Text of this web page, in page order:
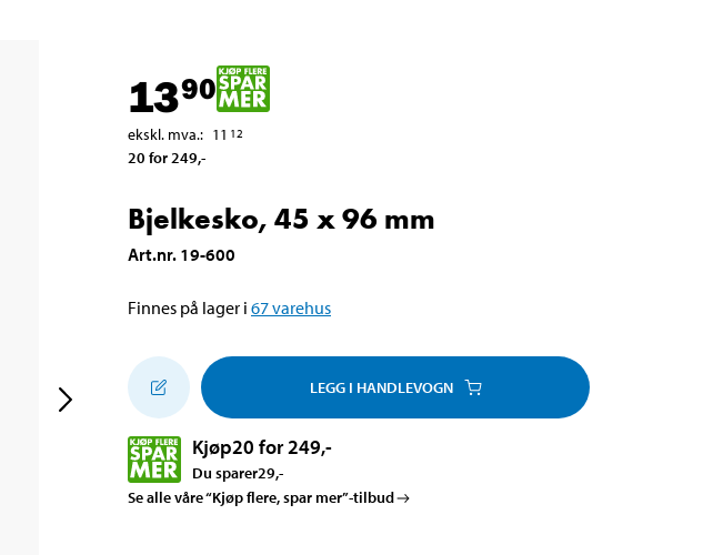
1390
ekskl. mva.: 11 12
20 for 249,-
Bjelkesko, 45 x 96 mm
Art.nr. 19-600
Finnes på lager i 67varehus
LEGG I HANDLEVOGN
Kjøp20 for 249,-
Du sparer29,-
Se alle våre “Kjøp flere, spar mer”-tilbud